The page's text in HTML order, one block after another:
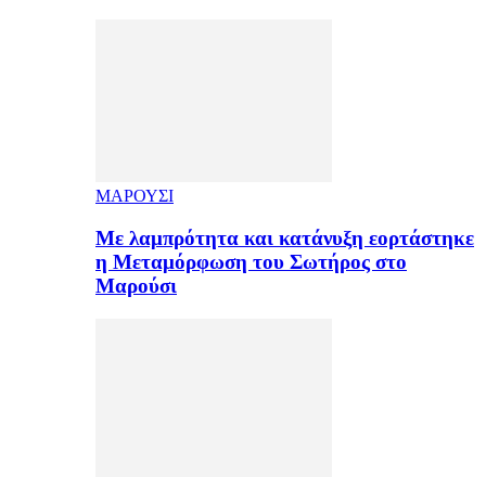
ΜΑΡΟΥΣΙ
Με λαμπρότητα και κατάνυξη εορτάστηκε
η Μεταμόρφωση του Σωτήρος στο
Μαρούσι